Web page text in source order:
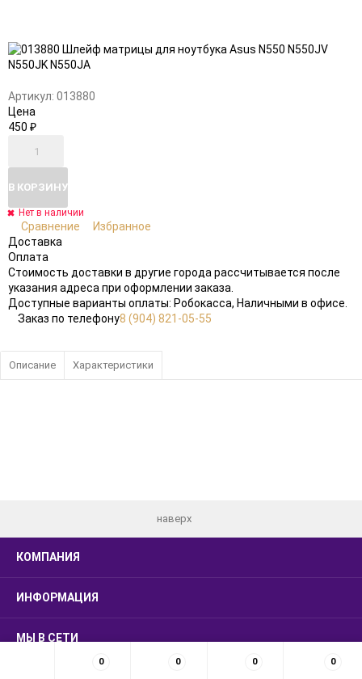
в
избранное
к
сравнению
Артикул: 013880
Цена
450 ₽
В КОРЗИНУ
Нет в наличии
Сравнение
Избранное
Доставка
Оплата
Стоимость доставки в другие города рассчитывается после
указания адреса при оформлении заказа.
Доступные варианты оплаты: Робокасса, Наличными в офисе.
Заказ по телефону8 (904) 821-05-55
Описание Характеристики
наверх
КОМПАНИЯ
ИНФОРМАЦИЯ
МЫ В СЕТИ
0 0 0 0